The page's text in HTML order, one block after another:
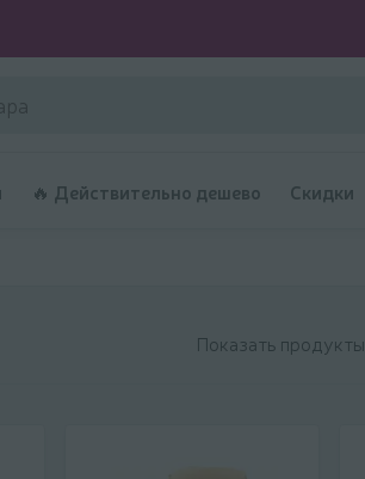
🔥 Действительно дешево Скидки
Показать продукты